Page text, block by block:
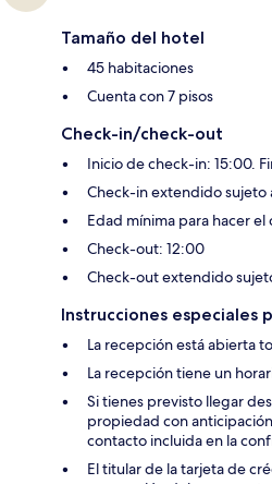
Tamaño del hotel
45 habitaciones
Cuenta con 7 pisos
Check-in/check-out
Inicio de check-in: 15:00.
Check-in extendido sujeto
Edad mínima para hacer el
Check-out: 12:00
Check-out extendido
Instrucciones especiales
La recepción está abierta
La recepción tiene un
Si tienes previsto llegar
propiedad con
contacto incluida en la
El titular de la tarjeta de